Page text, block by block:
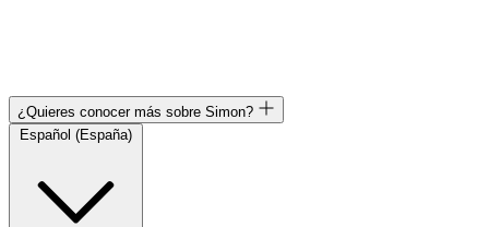
¿Quieres conocer más sobre Simon?